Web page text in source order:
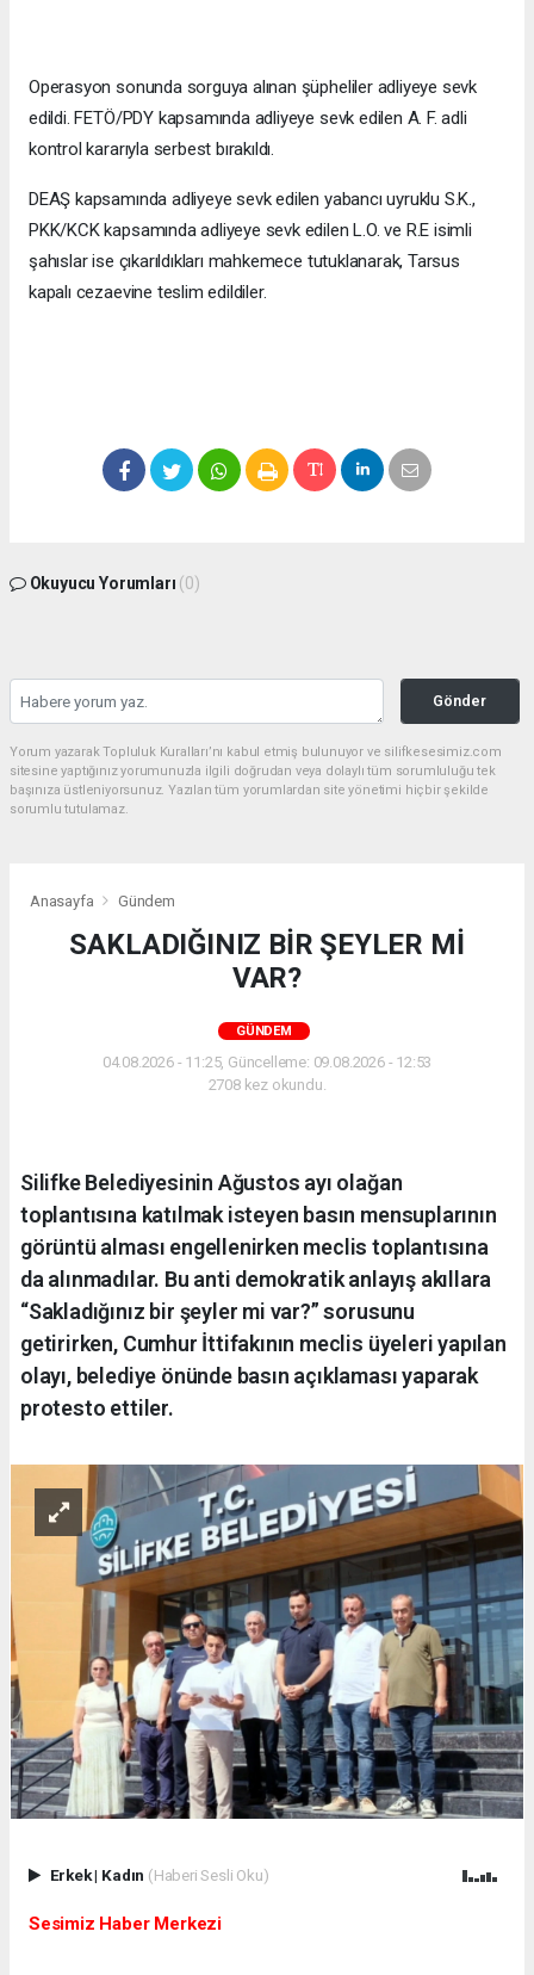
Operasyon sonunda sorguya alınan şüpheliler adliyeye sevk
edildi. FETÖ/PDY kapsamında adliyeye sevk edilen A. F. adli
kontrol kararıyla serbest bırakıldı.
DEAŞ kapsamında adliyeye sevk edilen yabancı uyruklu S.K.,
PKK/KCK kapsamında adliyeye sevk edilen L.O. ve R.E isimli
şahıslar ise çıkarıldıkları mahkemece tutuklanarak, Tarsus
kapalı cezaevine teslim edildiler.
Okuyucu Yorumları (0)
Gönder
Yorum yazarak Topluluk Kuralları’nı kabul etmiş bulunuyor ve silifkesesimiz.com
sitesine yaptığınız yorumunuzla ilgili doğrudan veya dolaylı tüm sorumluluğu tek
başınıza üstleniyorsunuz. Yazılan tüm yorumlardan site yönetimi hiçbir şekilde
sorumlu tutulamaz.
Anasayfa Gündem
SAKLADIĞINIZ BİR ŞEYLER Mİ
VAR?
GÜNDEM
04.08.2026 - 11:25, Güncelleme: 09.08.2026 - 12:53
2708 kez okundu.
Silifke Belediyesinin Ağustos ayı olağan
toplantısına katılmak isteyen basın mensuplarının
görüntü alması engellenirken meclis toplantısına
da alınmadılar. Bu anti demokratik anlayış akıllara
“Sakladığınız bir şeyler mi var?” sorusunu
getirirken, Cumhur İttifakının meclis üyeleri yapılan
olayı, belediye önünde basın açıklaması yaparak
protesto ettiler.
Erkek| Kadın (Haberi Sesli Oku)
Sesimiz Haber Merkezi